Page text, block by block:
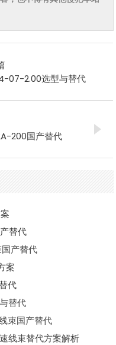
07-2.00选型与替代
200国产替代
替代
产替代
案
代
替代
束国产替代
线束替代方案解析